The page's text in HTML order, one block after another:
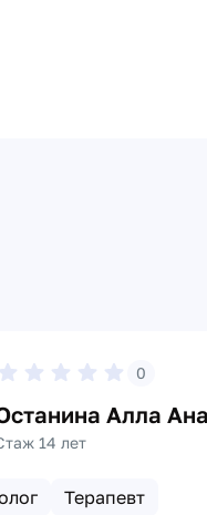
0
Алла
14 лет
Терапевт